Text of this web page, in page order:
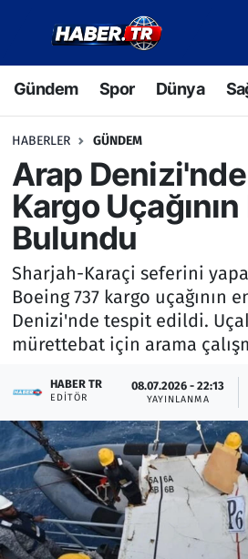
Gündem Spor Dünya
HABERLER GÜNDEM
Arap Denizi'nde
Kargo Uçağının
Bulundu
Sharjah-Karaçi seferini
Boeing 737 kargo uçağının
Denizi'nde tespit edildi.
mürettebat için arama
HABER TR
EDITÖR
08.07.2026 - 22:13
YAYINLANMA
Gündem
Spor
Dünya
Sağlık
Ekonomi
Yaşam
Hava Durumu
Bilim ve Teknoloji
Çevre & Doğa
Eğitim
Turizm
Hava Durumu
Trafik Durumu
Süper Lig Puan Durumu ve
Tüm Manşetler
Son Dakika Haberleri
Haber Arşivi